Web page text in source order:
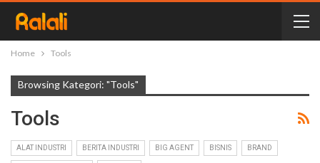
Home Tools
Browsing Kategori: "Tools"
Tools
ALAT INDUSTRI BERITA INDUSTRI BIG AGENT BISNIS BRAND